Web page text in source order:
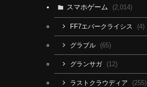
スマホゲーム (2,014)
FF7エバークライシス (4)
グラブル (65)
グランサガ (12)
ラストクラウディア (255)